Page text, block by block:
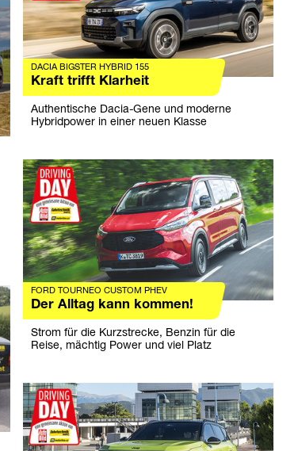
DACIA BIGSTER HYBRID 155
Kraft trifft Klarheit
Authentische Dacia-Gene und moderne
Hybridpower in einer neuen Klasse
FORD TOURNEO CUSTOM PHEV
Der Alltag kann kommen!
Strom für die Kurzstrecke, Benzin für die
Reise, mächtig Power und viel Platz